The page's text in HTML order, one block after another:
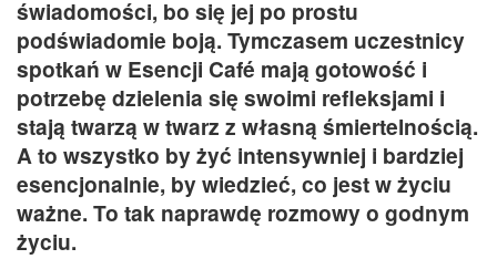
świadomości, bo się jej po prostu
podświadomie boją. Tymczasem uczestnicy
spotkań w Esencji Café mają gotowość i
potrzebę dzielenia się swoimi refleksjami i
stają twarzą w twarz z własną śmiertelnością.
A to wszystko by żyć intensywniej i bardziej
esencjonalnie, by wiedzieć, co jest w życiu
ważne. To tak naprawdę rozmowy o godnym
życiu.